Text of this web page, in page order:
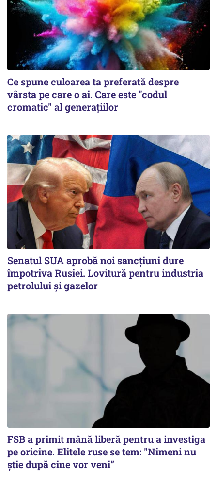
Ce spune culoarea ta preferată despre
vârsta pe care o ai. Care este "codul
cromatic" al generațiilor
Senatul SUA aprobă noi sancțiuni dure
împotriva Rusiei. Lovitură pentru industria
petrolului și gazelor
FSB a primit mână liberă pentru a investiga
pe oricine. Elitele ruse se tem: "Nimeni nu
știe după cine vor veni”